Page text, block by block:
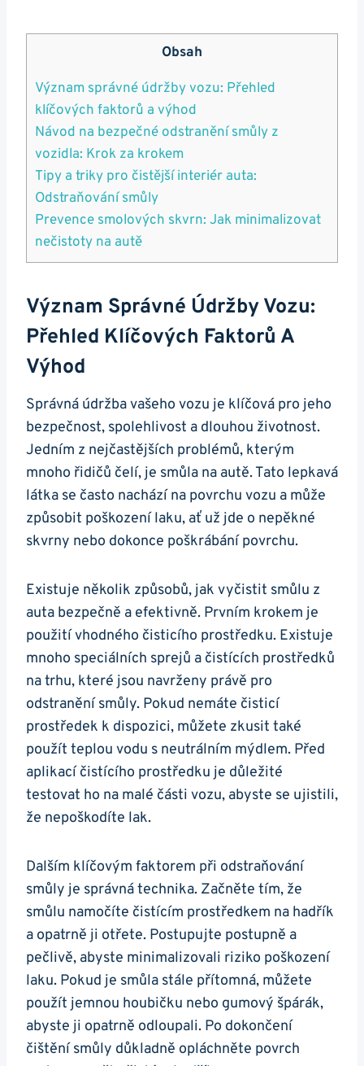
Obsah
Význam správné údržby vozu: Přehled
klíčových faktorů a‌ výhod
Návod na bezpečné odstranění smůly z
⁣vozidla: Krok za krokem
Tipy ‍a⁤ triky⁤ pro⁢ čistější ‍interiér auta:
Odstraňování smůly
Prevence smolových skvrn: Jak ‍minimalizovat⁣
nečistoty na autě
Význam Správné Údržby Vozu:
Přehled Klíčových Faktorů A‌
Výhod
Správná ​údržba vašeho vozu‍ je klíčová pro jeho
bezpečnost, spolehlivost ⁣a dlouhou životnost.
⁤Jedním z ‌nejčastějších problémů, kterým
mnoho řidičů ⁣čelí, ‌je smůla na autě. Tato lepkavá
látka se často ‍nachází na povrchu vozu⁤ a může
⁤způsobit​ poškození laku,​ ať už ⁣jde o nepěkné
⁤skvrny nebo⁤ dokonce ⁣poškrábání povrchu.
Existuje několik ‌způsobů, jak vyčistit smůlu z​
auta ⁣bezpečně a efektivně. ⁢Prvním krokem je⁣
použití vhodného čisticího prostředku. Existuje
mnoho speciálních sprejů a⁣ čistících prostředků‌
na⁣ trhu, které⁢ jsou⁤ navrženy právě pro
odstranění smůly. Pokud nemáte čisticí
prostředek k⁢ dispozici, můžete zkusit ⁢také
použít teplou vodu ⁤s neutrálním mýdlem. Před
aplikací čistícího​ prostředku je důležité
testovat‍ ho na malé části vozu, abyste se ujistili,
že ​nepoškodíte​ lak.
Dalším klíčovým faktorem při odstraňování
‌smůly je správná technika. Začněte tím, že
smůlu ‍namočíte čistícím prostředkem ⁢na hadřík
a opatrně ji otřete. Postupujte postupně a
pečlivě,‍ abyste minimalizovali riziko poškození​
laku. Pokud je smůla stále přítomná,​ můžete​
použít ⁣jemnou ⁣houbičku nebo gumový ​špárák,
abyste ji opatrně ⁢odloupali. Po dokončení
čištění smůly důkladně opláchněte povrch